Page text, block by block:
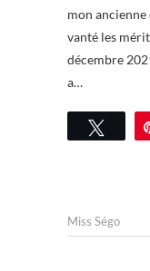
mon ancienne
vanté les
décembre
a…
Miss Ségo